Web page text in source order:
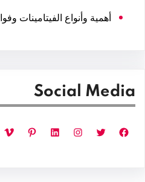
أهمية وأنواع الفيتامينات
Social Media
فيسبوك تويتر إنستجرام لينكد إن بينتريست فيميو